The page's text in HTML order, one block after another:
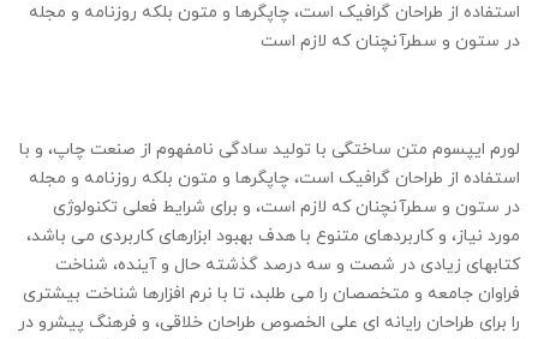
استفاده از طراحان گرافیک است، چاپگرها و متون بلکه روزنامه و مجله
در ستون و سطرآنچنان که لازم است
لورم ایپسوم متن ساختگی با تولید سادگی نامفهوم از صنعت چاپ، و با
استفاده از طراحان گرافیک است، چاپگرها و متون بلکه روزنامه و مجله
در ستون و سطرآنچنان که لازم است، و برای شرایط فعلی تکنولوژی
مورد نیاز، و کاربردهای متنوع با هدف بهبود ابزارهای کاربردی می باشد،
کتابهای زیادی در شصت و سه درصد گذشته حال و آینده، شناخت
فراوان جامعه و متخصصان را می طلبد، تا با نرم افزارها شناخت بیشتری
را برای طراحان رایانه ای علی الخصوص طراحان خلاقی، و فرهنگ پیشرو در